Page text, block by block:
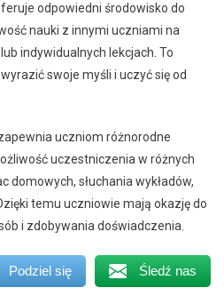
odpowiedni środowisko do
nauki z innymi uczniami na
indywidualnych lekcjach. To
swoje myśli i uczyć się od
uczniom różnorodne
uczestniczenia w różnych
domowych, słuchania wykładów,
temu uczniowie mają okazję do
i zdobywania doświadczenia.
Podziel się Śledź nas